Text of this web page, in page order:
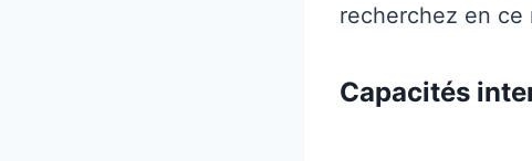
recherchez en ce
Capacités